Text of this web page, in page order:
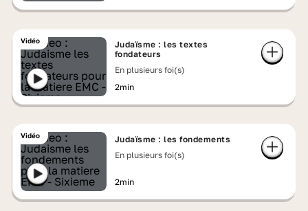
Vidéo
Judaïsme : les textes
fondateurs
En plusieurs foi(s)
2min
Vidéo
Judaïsme : les fondements
En plusieurs foi(s)
2min